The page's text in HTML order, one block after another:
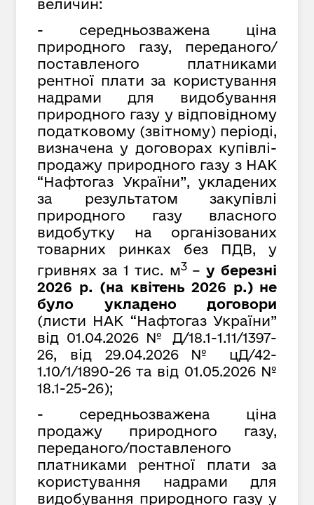
величин:
- середньозважена ціна
природного газу, переданого/
поставленого платниками
рентної плати за користування
надрами для видобування
природного газу у відповідному
податковому (звітному) періоді,
визначена у договорах купівлі-
продажу природного газу з НАК
“Нафтогаз України”, укладених
за результатом закупівлі
природного газу власного
видобутку на організованих
товарних ринках без ПДВ, у
гривнях за 1 тис. м3 – у березні
2026 р. (на квітень 2026 р.) не
було укладено договори
(листи НАК “Нафтогаз України”
від 01.04.2026 № Д/18.1-1.11/1397-
26, від 29.04.2026
№ цД/42-
1.10/1/1890-26 та від 01.05.2026 №
18.1-25-26);
- середньозважена ціна
продажу природного газу,
переданого/поставленого
платниками рентної плати за
користування надрами для
видобування природного газу у